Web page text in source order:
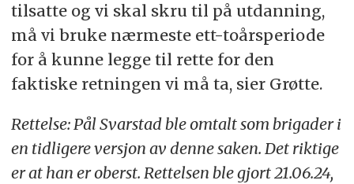
tilsatte og vi skal skru til på utdanning,
må vi bruke nærmeste ett-toårsperiode
for å kunne legge til rette for den
faktiske retningen vi må ta, sier Grøtte.
Rettelse: Pål Svarstad ble omtalt som brigader i
en tidligere versjon av denne saken. Det riktige
er at han er oberst. Rettelsen ble gjort 21.06.24,